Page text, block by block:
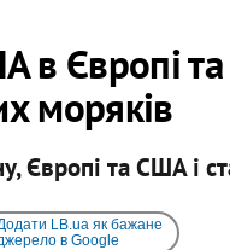
Європі
моряків
Європі та США і
LB.ua як бажане
в Google